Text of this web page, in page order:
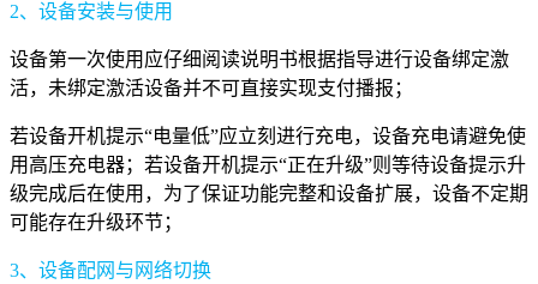
2、设备安装与使用
设备第一次使用应仔细阅读说明书根据指导进行设备绑定激
活，未绑定激活设备并不可直接实现支付播报；
若设备开机提示“电量低”应立刻进行充电，设备充电请避免使
用高压充电器；若设备开机提示“正在升级”则等待设备提示升
级完成后在使用，为了保证功能完整和设备扩展，设备不定期
可能存在升级环节；
3、设备配网与网络切换